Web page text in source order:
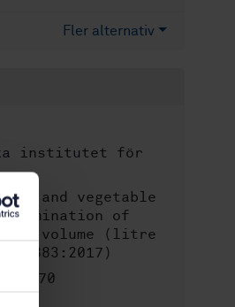
Fler alternativ
institutet för
and vegetable
of
per volume (litre
6883:2017)